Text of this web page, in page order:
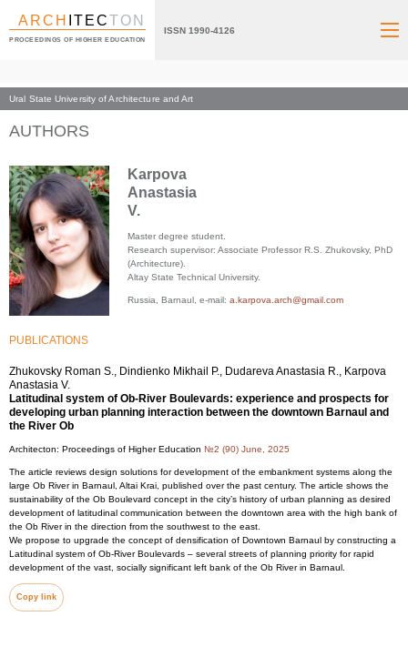
ARCH ITECTON
PROCEEDINGS OF HIGHER EDUCATION
ISSN 1990-4126
Ural State University of Architecture and Art
Index page
AUTHORS
Karpova
Anastasia
V.
Master degree student.
Research supervisor: Associate Professor R.S. Zhukovsky, PhD
(Architecture).
Altay State Technical University.
Russia, Barnaul, e-mail: a.karpova.arch@gmail.com
PUBLICATIONS
Zhukovsky Roman S., Dindienko Mikhail P., Dudareva Anastasia R., Karpova
Anastasia V.
Latitudinal system of Ob-River Boulevards: experience and prospects for
developing urban planning interaction between the downtown Barnaul and
the River Ob
Architecton: Proceedings of Higher Education №2 (90) June, 2025
The article reviews design solutions for development of the embankment systems along the
large Ob River in Barnaul, Altai Krai, published over the past century. The article shows the
sustainability of the Ob Boulevard concept in the city’s history of urban planning as desired
development of latitudinal communication between the downtown area with the high bank of
the Ob River in the direction from the southwest to the east.
We propose to upgrade the concept of densification of Downtown Barnaul by constructing a
Latitudinal system of Ob-River Boulevards – several streets of planning priority for rapid
development of the vast, socially significant left bank of the Ob River in Barnaul.
Copy link